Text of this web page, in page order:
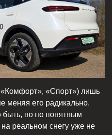
«Спорт») лишь
меняя его радикально.
быть, но по понятным
реальном снегу уже не